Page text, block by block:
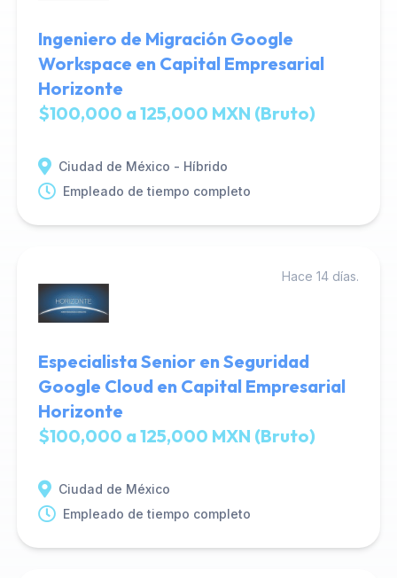
Ingeniero de Migración Google
Workspace en Capital Empresarial
Horizonte
$100,000 a 125,000 MXN (Bruto)
Ciudad de México - Híbrido
Empleado de tiempo completo
Hace 14 días.
Especialista Senior en Seguridad
Google Cloud en Capital Empresarial
Horizonte
$100,000 a 125,000 MXN (Bruto)
Ciudad de México
Empleado de tiempo completo